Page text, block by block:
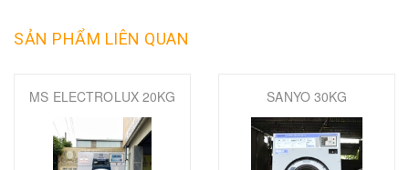
SẢN PHẨM LIÊN QUAN
MS ELECTROLUX 20KG SANYO 30KG